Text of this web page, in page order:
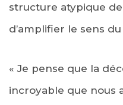
structure atypique
d’amplifier le sens
« Je pense que la
incroyable que nous